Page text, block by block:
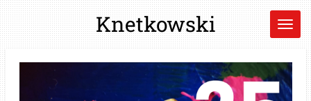
Zum
Hauptinhalt
springen
Knetkowski